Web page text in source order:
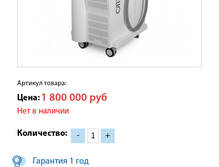
Артикул товара:
Цена: 1 800 000 руб
Нет в наличии
Количество: - +
Гарантия 1 год